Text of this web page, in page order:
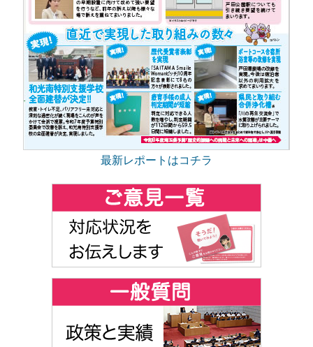
最新レポートはコチラ